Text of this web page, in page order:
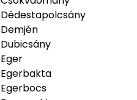
Dédestapolcsány
Demjén
Dubicsány
Eger
Egerbakta
Egerbocs